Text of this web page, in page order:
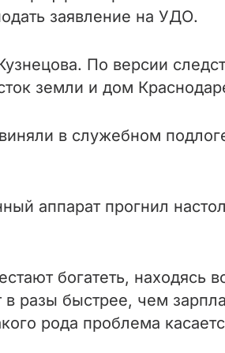
заявление на УДО.
По версии
земли и дом
в служебном
аппарат прогнил
богатеть, находясь
разы быстрее, чем
рода проблема